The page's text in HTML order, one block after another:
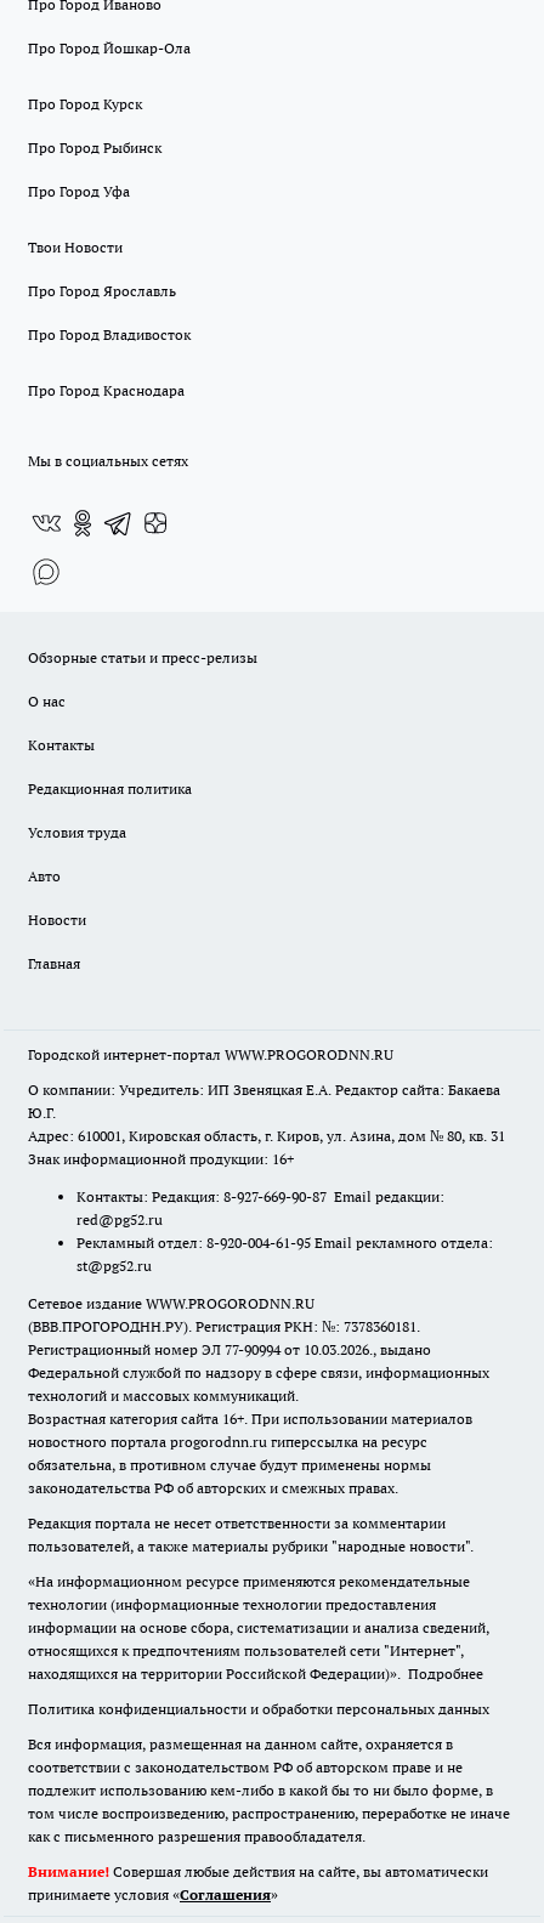
Про Город Иваново
Про Город Йошкар-Ола
Про Город Курск
Про Город Рыбинск
Про Город Уфа
Твои Новости
Про Город Ярославль
Про Город Владивосток
Про Город Краснодара
Мы в социальных сетях
Обзорные статьи и пресс-релизы
О нас
Контакты
Редакционная политика
Условия труда
Авто
Новости
Главная
Городской интернет-портал WWW.PROGORODNN.RU
О компании: Учредитель: ИП Звеняцкая Е.А. Редактор сайта: Бакаева
Ю.Г.
Адрес: 610001, Кировская область, г. Киров, ул. Азина, дом № 80, кв. 31
Знак информационной продукции: 16+
Контакты: Редакция: 8-927-669-90-87 Email редакции:
red@pg52.ru
Рекламный отдел: 8-920-004-61-95 Email рекламного отдела:
st@pg52.ru
Сетевое издание WWW.PROGORODNN.RU
(ВВВ.ПРОГОРОДНН.РУ). Регистрация РКН: №: 7378360181.
Регистрационный номер ЭЛ 77-90994 от 10.03.2026., выдано
Федеральной службой по надзору в сфере связи, информационных
технологий и массовых коммуникаций.
Возрастная категория сайта 16+. При использовании материалов
новостного портала progorodnn.ru гиперссылка на ресурс
обязательна, в противном случае будут применены нормы
законодательства РФ об авторских и смежных правах.
Редакция портала не несет ответственности за комментарии
пользователей, а также материалы рубрики "народные новости".
«На информационном ресурсе применяются рекомендательные
технологии (информационные технологии предоставления
информации на основе сбора, систематизации и анализа сведений,
относящихся к предпочтениям пользователей сети "Интернет",
находящихся на территории Российской Федерации)». Подробнее
Политика конфиденциальности и обработки персональных данных
Вся информация, размещенная на данном сайте, охраняется в
соответствии с законодательством РФ об авторском праве и не
подлежит использованию кем-либо в какой бы то ни было форме, в
том числе воспроизведению, распространению, переработке не иначе
как с письменного разрешения правообладателя.
Внимание! Совершая любые действия на сайте, вы автоматически
принимаете условия «Cоглашения»